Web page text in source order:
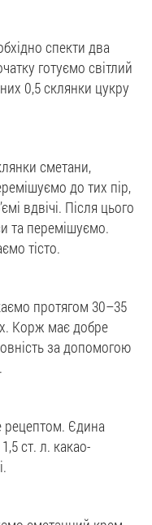
спекти два
готуємо світлий
0,5 склянки цукру
сметани,
до тих пір,
вдвічі. Після цього
та перемішуємо.
тісто.
протягом 30–35
Корж має добре
за допомогою
рецептом. Єдина
ст. л. какао-